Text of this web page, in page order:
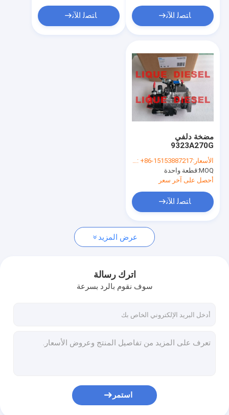
فوهات BOSCH-DELPHI-DENSO
مضخات BOSCH-DELPHI-DENSO
مضخات أخرى
وحدة ضخ
الشاحن التربيني
قطع كاتربيلر
أجزاء أخرى
ﺎﺘﺼﻟ ﺍﻶﻧ ﺎﺘﺼﻟ ﺍﻶﻧ
مضخة دلفي
9323A270G
06930 9323A270
9323A271G
320/06930 32006930
الأسعار:WhatsApp/WeChat: +86-15153887217
MOQ: قطعة واحدة
أحصل على آخر سعر
ﺎﺘﺼﻟ ﺍﻶﻧ
عرض المزيد
اترك رسالة
سوف نقوم بالرد بسرعة
استمر